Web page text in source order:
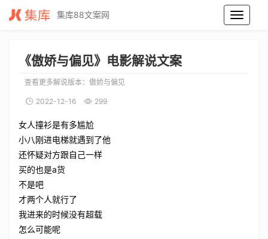
傲娇与偏见电影解说文案_傲娇与偏见电影解说词_傲娇与偏见电影解说稿
集库88文案网
《傲娇与偏见》电影解说文案
查看更多解说版本： 傲娇与偏见
2022-12-16 299
女人撞衫是有多尴尬
小八刚进电梯就遇到了他
还怀疑对方跟自己一样
买的也是a货
不是吧
才两个人就行了
我进来的时候没有超载
怎么可能呢